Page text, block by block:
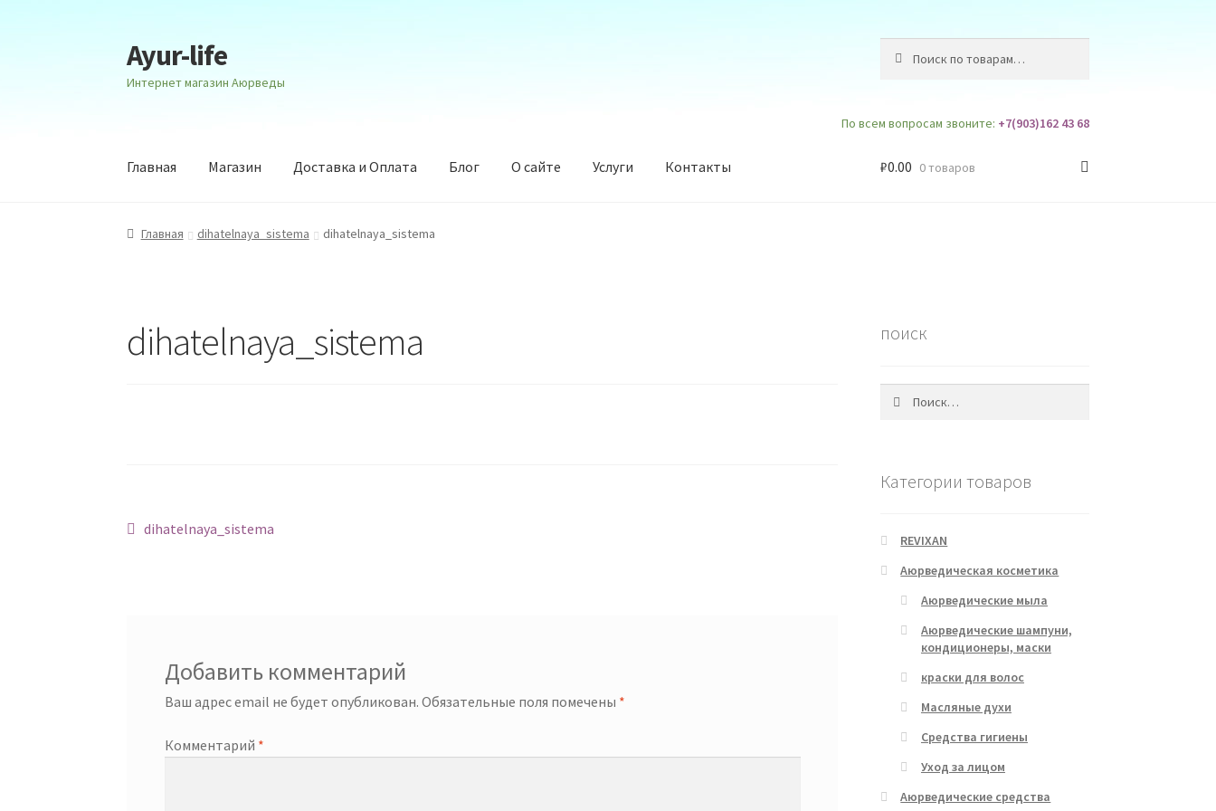
Перейти
к
навигации
Перейти
к
содержимому
Ayur-life
Интернет магазин Аюрведы
По всем вопросам звоните: +7(903)162 43 68
Главная Магазин Доставка и Оплата Блог О сайте Услуги Контакты ₽0.00 0 товаров
Главная dihatelnaya_sistema dihatelnaya_sistema
dihatelnaya_sistema
Навигация
Предыдущий:
dihatelnaya_sistema
Добавить комментарий
Ваш адрес email не будет опубликован. Обязательные поля помечены *
Комментарий *
поиск
Категории товаров
REVIXAN
Аюрведическая косметика
Аюрведические мыла
Аюрведические шампуни,
кондиционеры, маски
краски для волос
Масляные духи
Средства гигиены
Уход за лицом
Аюрведические средства